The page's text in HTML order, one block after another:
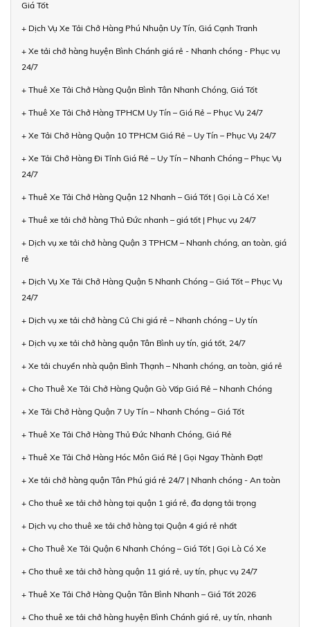
Giá Tốt
+ Dịch Vụ Xe Tải Chở Hàng Phú Nhuận Uy Tín, Giá Cạnh Tranh
+ Xe tải chở hàng huyện Bình Chánh giá rẻ - Nhanh chóng - Phục vụ
24/7
+ Thuê Xe Tải Chở Hàng Quận Bình Tân Nhanh Chóng, Giá Tốt
+ Thuê Xe Tải Chở Hàng TPHCM Uy Tín – Giá Rẻ – Phục Vụ 24/7
+ Xe Tải Chở Hàng Quận 10 TPHCM Giá Rẻ – Uy Tín – Phục Vụ 24/7
+ Xe Tải Chở Hàng Đi Tỉnh Giá Rẻ – Uy Tín – Nhanh Chóng – Phục Vụ
24/7
+ Thuê Xe Tải Chở Hàng Quận 12 Nhanh – Giá Tốt | Gọi Là Có Xe!
+ Thuê xe tải chở hàng Thủ Đức nhanh – giá tốt | Phục vụ 24/7
+ Dịch vụ xe tải chở hàng Quận 3 TPHCM – Nhanh chóng, an toàn, giá
rẻ
+ Dịch Vụ Xe Tải Chở Hàng Quận 5 Nhanh Chóng – Giá Tốt – Phục Vụ
24/7
+ Dịch vụ xe tải chở hàng Củ Chi giá rẻ – Nhanh chóng – Uy tín
+ Dịch vụ xe tải chở hàng quận Tân Bình uy tín, giá tốt, 24/7
+ Xe tải chuyển nhà quận Bình Thạnh – Nhanh chóng, an toàn, giá rẻ
+ Cho Thuê Xe Tải Chở Hàng Quận Gò Vấp Giá Rẻ – Nhanh Chóng
+ Xe Tải Chở Hàng Quận 7 Uy Tín – Nhanh Chóng – Giá Tốt
+ Thuê Xe Tải Chở Hàng Thủ Đức Nhanh Chóng, Giá Rẻ
+ Thuê Xe Tải Chở Hàng Hóc Môn Giá Rẻ | Gọi Ngay Thành Đạt!
+ Xe tải chở hàng quận Tân Phú giá rẻ 24/7 | Nhanh chóng - An toàn
+ Cho thuê xe tải chở hàng tại quận 1 giá rẻ, đa dạng tải trọng
+ Dịch vụ cho thuê xe tải chở hàng tại Quận 4 giá rẻ nhất
+ Cho Thuê Xe Tải Quận 6 Nhanh Chóng – Giá Tốt | Gọi Là Có Xe
+ Cho thuê xe tải chở hàng quận 11 giá rẻ, uy tín, phục vụ 24/7
+ Thuê Xe Tải Chở Hàng Quận Tân Bình Nhanh – Giá Tốt 2026
+ Cho thuê xe tải chở hàng huyện Bình Chánh giá rẻ, uy tín, nhanh